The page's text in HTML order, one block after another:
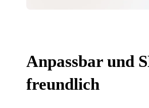
Anpassbar und
freundlich